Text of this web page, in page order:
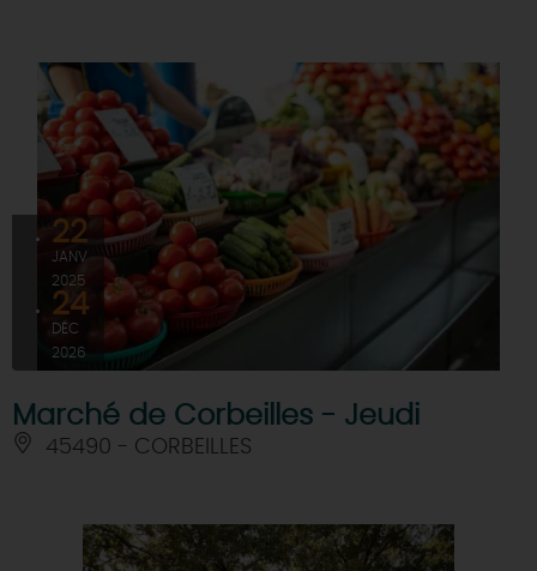
22
JANV
2025
24
DÉC
2026
Marché de Corbeilles - Jeudi
45490 - CORBEILLES